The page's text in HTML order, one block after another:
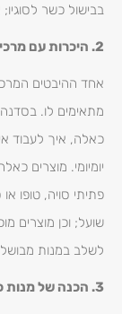
בבישול כשר
2. היכרות עם מרכיבים ותחליפים כשרים
אחד ההיבטים
מתאימים לו.
כאלה, איך לעבוד
יומיומי. מוצרים
פתיתי סויה, טופו
שועל; וכן מוצרים
לשלב במנות
3. הכנה של מנות כשרות טעימות ומזינות